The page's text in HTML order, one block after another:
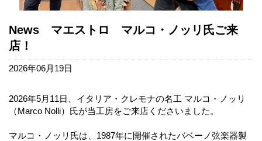
News マエストロ マルコ・ノッリ氏ご来
店！
2026年06月19日
2026年5月11日、イタリア・クレモナの名工 マルコ・ノッリ
（Marco Nolli）氏が当工房をご来店くださいました。
マルコ・ノッリ氏は、1987年に開催されたバベーノ弦楽器製